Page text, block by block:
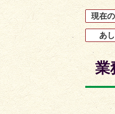
現在
あ
業
目